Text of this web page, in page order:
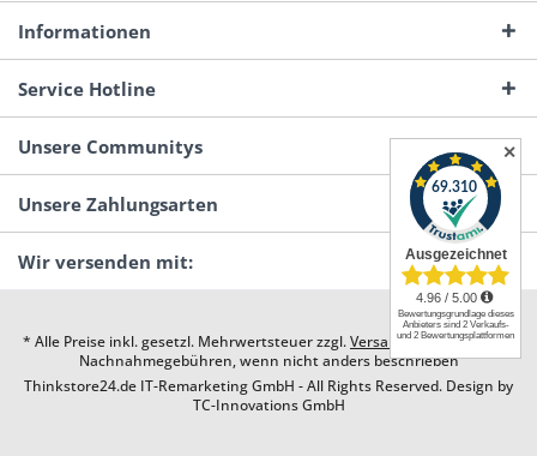
Informationen
Service Hotline
Unsere Communitys
Unsere Zahlungsarten
Wir versenden mit:
* Alle Preise inkl. gesetzl. Mehrwertsteuer zzgl.Versandkostenund ggf.
Nachnahmegebühren, wenn nicht anders beschrieben
Thinkstore24.de IT-Remarketing GmbH - All Rights Reserved. Design by
TC-Innovations GmbH
✕